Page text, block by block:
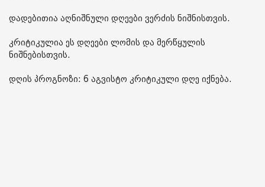
დადებითია აღნიშნული დღეები ვერძის ნიშნისთვის.
კრიტიკულია ეს დღეები ლომის და მერწყულის
ნიშნებისთვის.
დღის პროგნოზი: 6 აგვისტო კრიტიკული დღე იქნება.